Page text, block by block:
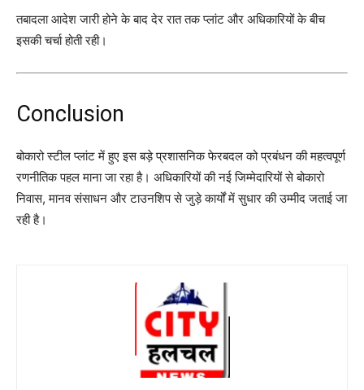
तबादला आदेश जारी होने के बाद देर रात तक प्लांट और अधिकारियों के बीच
इसकी चर्चा होती रही।
Conclusion
बोकारो स्टील प्लांट में हुए इस बड़े प्रशासनिक फेरबदल को प्रबंधन की महत्वपूर्ण
रणनीतिक पहल माना जा रहा है। अधिकारियों की नई जिम्मेदारियों से बोकारो
निवास, मानव संसाधन और टाउनशिप से जुड़े कार्यों में सुधार की उम्मीद जताई जा
रही है।